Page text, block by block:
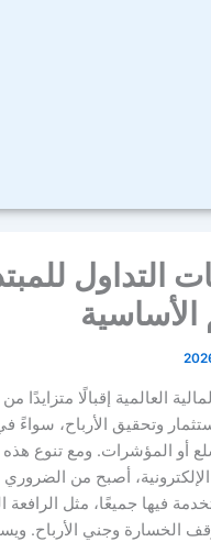
الأساسية
العالمية إقبالًا متزايدًا من
وتحقيق الأرباح،
أو المؤشرات. ومع تنوع
أصبح من
فيها جميعًا، مثل الرافعة
الخسارة وجني الأرباح.